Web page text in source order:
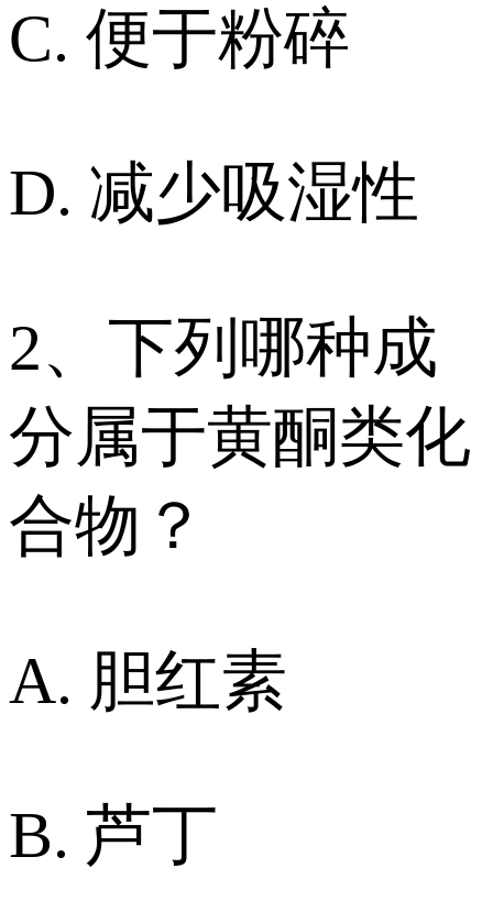
C. 便于粉碎
D. 减少吸湿性
2、下列哪种成
分属于黄酮类化
合物？
A. 胆红素
B. 芦丁